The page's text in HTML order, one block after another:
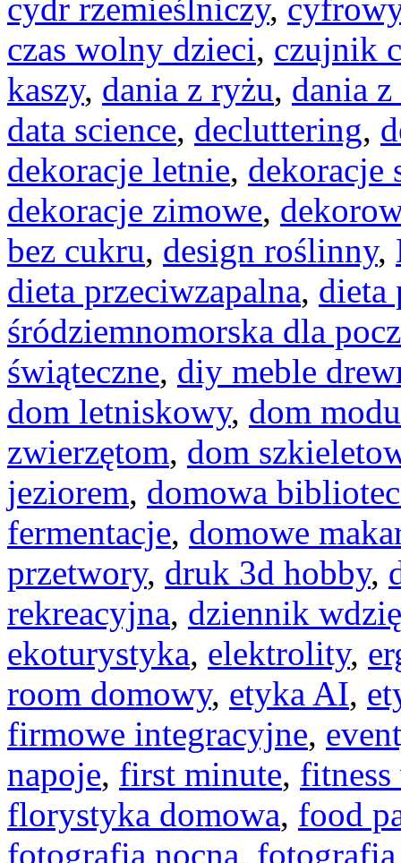
cydr rzemieślniczy,
czas wolny dzieci, czujnik
kaszy, dania z ryżu, dania
data science, decluttering,
dekoracje letnie, dekoracje
dekoracje zimowe,
bez cukru, design roślinny,
dieta przeciwzapalna, dieta
śródziemnomorska dla
świąteczne, diy meble
dom letniskowy, dom
zwierzętom, dom
jeziorem, domowa
fermentacje, domowe
przetwory, druk 3d hobby,
rekreacyjna, dziennik
ekoturystyka, elektrolity,
room domowy, etyka AI,
firmowe integracyjne,
napoje, first minute,
florystyka domowa, food
fotografia nocna,